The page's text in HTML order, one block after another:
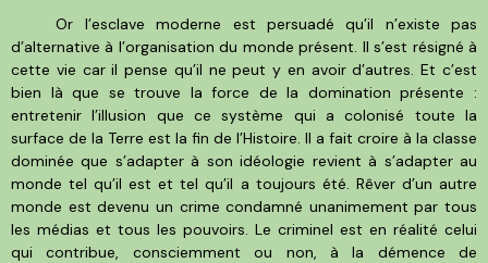
Or l’esclave moderne est persuadé qu’il n’existe pas
d’alternative à l’organisation du monde présent. Il s’est résigné à
cette vie car il pense qu’il ne peut y en avoir d’autres. Et c’est
bien là que se trouve la force de la domination présente :
entretenir l’illusion que ce système qui a colonisé toute la
surface de la Terre est la fin de l’Histoire. Il a fait croire à la classe
dominée que s’adapter à son idéologie revient à s’adapter au
monde tel qu’il est et tel qu’il a toujours été. Rêver d’un autre
monde est devenu un crime condamné unanimement par tous
les médias et tous les pouvoirs. Le criminel est en réalité celui
qui contribue, consciemment ou non, à la démence de